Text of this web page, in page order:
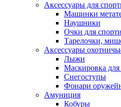
Аксессуары для
Машинки
Наушники
Очки для
Тарелочки,
Аксессуары
Лыжи
Маскировка
Снегоступы
Фонари
Амуниция
Кобуры